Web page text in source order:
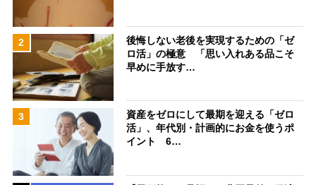
2
後悔しない老後を実現するための「ゼ
ロ活」の極意 「思い入れある品こそ
早めに手放す…
3
資産をゼロにして最期を迎える「ゼロ
活」、年代別・計画的にお金を使うポ
イント 6…